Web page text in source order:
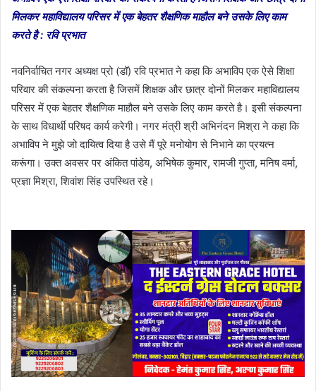
मिलकर महाविद्यालय परिसर में एक बेहतर शैक्षणिक माहौल बने उसके लिए काम
करते है : रवि प्रभात
नवनिर्वाचित नगर अध्यक्ष प्रो (डॉ) रवि प्रभात ने कहा कि अभाविप एक ऐसे शिक्षा
परिवार की संकल्पना करता है जिसमें शिक्षक और छात्र दोनों मिलकर महाविद्यालय
परिसर में एक बेहतर शैक्षणिक माहौल बने उसके लिए काम करते है। इसी संकल्पना
के साथ विधार्थी परिषद कार्य करेगी। नगर मंत्री श्री अभिनंदन मिश्रा ने कहा कि
अभाविप ने मुझे जो दायित्व दिया है उसे मैं पूरे मनोयोग से निभाने का प्रयत्न
करूंगा। उक्त अवसर पर अंकित पांडेय, अभिषेक कुमार, रामजी गुप्ता, मनिष वर्मा,
प्रज्ञा मिश्रा, शिवांश सिंह उपस्थित रहे।